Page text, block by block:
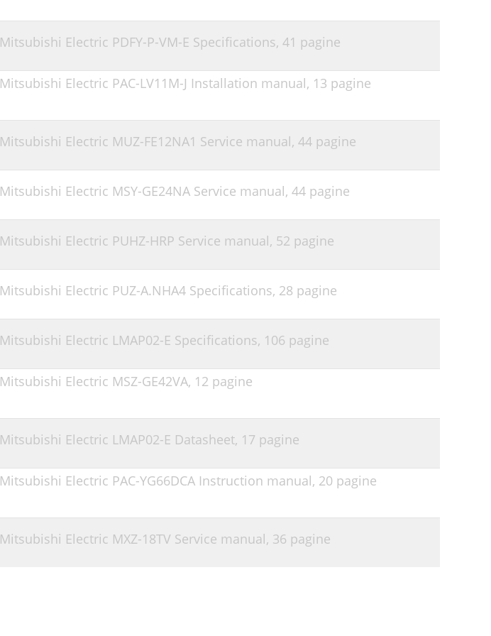
Mitsubishi Electric PDFY-P-VM-E Specifications, 41 pagine
Mitsubishi Electric PAC-LV11M-J Installation manual, 13 pagine
Mitsubishi Electric MUZ-FE12NA1 Service manual, 44 pagine
Mitsubishi Electric MSY-GE24NA Service manual, 44 pagine
Mitsubishi Electric PUHZ-HRP Service manual, 52 pagine
Mitsubishi Electric PUZ-A.NHA4 Specifications, 28 pagine
Mitsubishi Electric LMAP02-E Specifications, 106 pagine
Mitsubishi Electric MSZ-GE42VA, 12 pagine
Mitsubishi Electric LMAP02-E Datasheet, 17 pagine
Mitsubishi Electric PAC-YG66DCA Instruction manual, 20 pagine
Mitsubishi Electric MXZ-18TV Service manual, 36 pagine